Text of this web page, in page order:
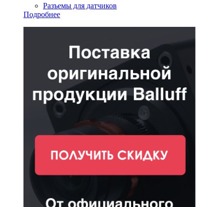
Разъемы для датчиков
Подробнее